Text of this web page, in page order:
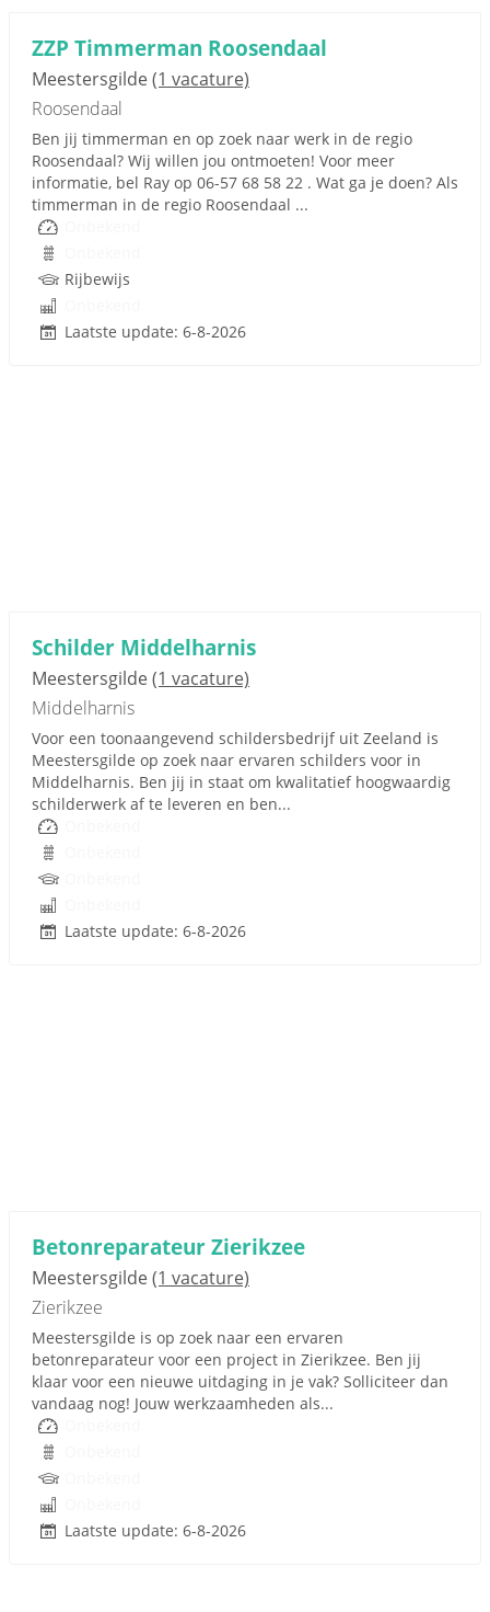
ZZP Timmerman Roosendaal
Meestersgilde(1 vacature)
Roosendaal
Ben jij timmerman en op zoek naar werk in de regio
Roosendaal? Wij willen jou ontmoeten! Voor meer
informatie, bel Ray op 06-57 68 58 22 . Wat ga je doen? Als
timmerman in de regio Roosendaal ...
Rijbewijs
Laatste update: 6-8-2026
Schilder Middelharnis
Meestersgilde(1 vacature)
Middelharnis
Voor een toonaangevend schildersbedrijf uit Zeeland is
Meestersgilde op zoek naar ervaren schilders voor in
Middelharnis. Ben jij in staat om kwalitatief hoogwaardig
schilderwerk af te leveren en ben...
Laatste update: 6-8-2026
Betonreparateur Zierikzee
Meestersgilde(1 vacature)
Zierikzee
Meestersgilde is op zoek naar een ervaren
betonreparateur voor een project in Zierikzee. Ben jij
klaar voor een nieuwe uitdaging in je vak? Solliciteer dan
vandaag nog! Jouw werkzaamheden als...
Laatste update: 6-8-2026